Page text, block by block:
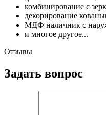
комбинирование с
декорирование
МДФ наличник с
и многое другое...
Отзывы
Задать вопрос